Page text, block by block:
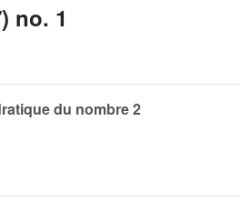
no. 1
du nombre 2